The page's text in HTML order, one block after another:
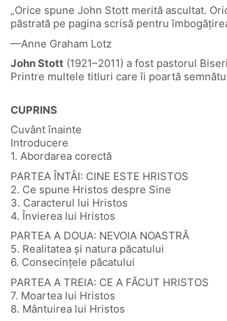
„Orice spune John Stott merită ascultat.
păstrată pe pagina scrisă pentru
—Anne Graham Lotz
John Stott (1921–2011) a fost pastorul
Printre multele titluri care îi poartă
CUPRINS
Cuvânt înainte
Introducere
1. Abordarea corectă
PARTEA ÎNTÂI: CINE ESTE HRISTOS
2. Ce spune Hristos despre Sine
3. Caracterul lui Hristos
4. Învierea lui Hristos
PARTEA A DOUA: NEVOIA NOASTRĂ
5. Realitatea și natura păcatului
6. Consecințele păcatului
PARTEA A TREIA: CE A FĂCUT HRISTOS
7. Moartea lui Hristos
8. Mântuirea lui Hristos